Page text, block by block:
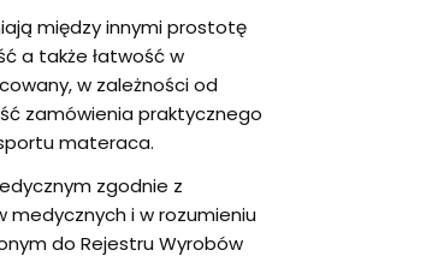
między innymi prostotę
a także łatwość w
w zależności od
zamówienia praktycznego
materaca.
zgodnie z
i w rozumieniu
do Rejestru Wyrobów